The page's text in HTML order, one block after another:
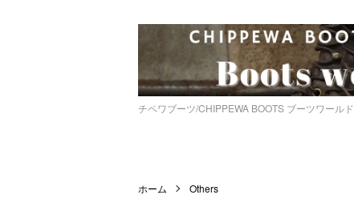
チペワブーツ/CHIPPEWA BOOTS ブーツワールド
ホーム Others